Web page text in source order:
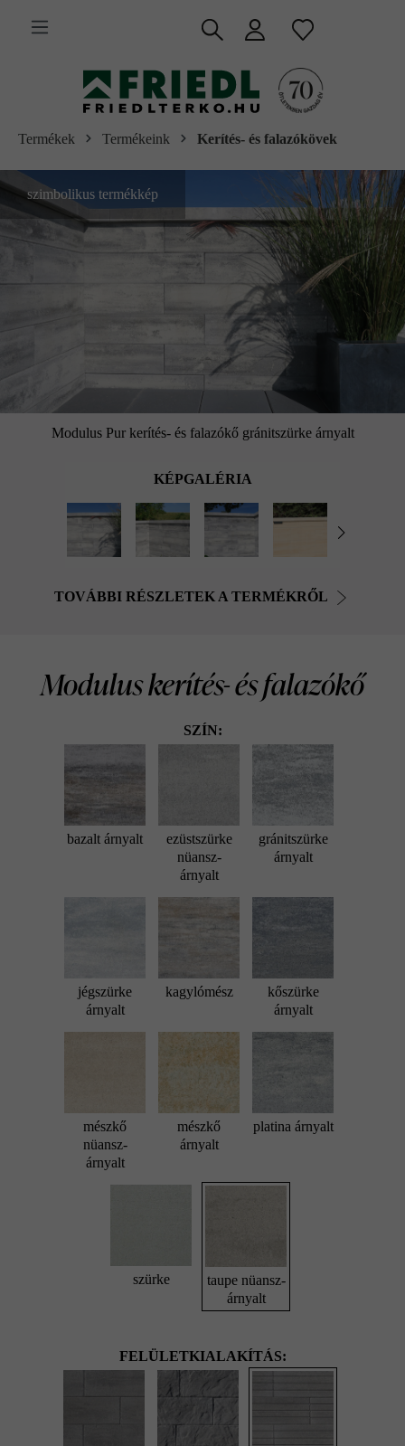
tartalomra
Termékek Termékeink Kerítés- és falazókövek
Modulus Pur kerítés- és falazókő gránitszürke árnyalt
szimbolikus termékkép
KÉPGALÉRIA
TOVÁBBI RÉSZLETEK A TERMÉKRŐL
Modulus kerítés- és falazókő
SZÍN:
bazalt árnyalt
ezüstszürke
nüansz-
árnyalt
gránitszürke
árnyalt
jégszürke
árnyalt
kagylómész
kőszürke
árnyalt
mészkő
nüansz-
árnyalt
mészkő
árnyalt
platina árnyalt
szürke
taupe nüansz-
árnyalt
FELÜLETKIALAKÍTÁS: